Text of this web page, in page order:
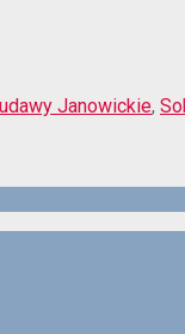
Janowickie,